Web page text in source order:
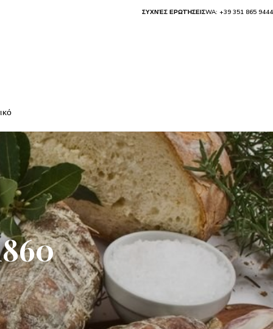
ΣΥΧΝΈΣ ΕΡΩΤΉΣΕΙΣWA: +39 351 865 9444